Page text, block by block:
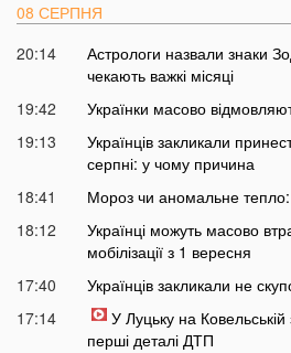
08 СЕРПНЯ
20:14
Астрологи назвали знаки
чекають важкі місяці
19:42
Українки масово
19:13
Українців закликали
серпні: у чому причина
18:41
Мороз чи аномальне
18:12
Українці можуть масово
мобілізації з 1 вересня
17:40
Українців закликали не
17:14
У Луцьку на Ковельській
перші деталі ДТП